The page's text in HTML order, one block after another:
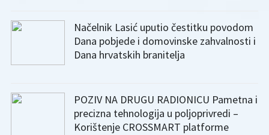
Načelnik Lasić uputio čestitku povodom
Dana pobjede i domovinske zahvalnosti i
Dana hrvatskih branitelja
POZIV NA DRUGU RADIONICU Pametna i
precizna tehnologija u poljoprivredi –
Korištenje CROSSMART platforme